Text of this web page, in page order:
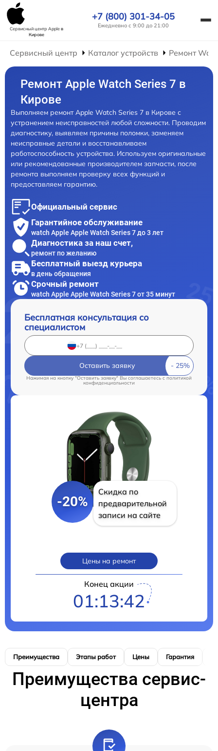
Сервисный центр Appleв
Кирове
+7 (800) 301-34-05
Ежедневно с 9:00 до 21:00
Сервисный центр Каталог устройств Ремонт
Ремонт Apple Watch Series 7 в
Кирове
Выполняем ремонт Apple Watch Series 7 в Кирове с
устранением неисправностей любой сложности. Проводим
диагностику, выявляем причины поломки, заменяем
неисправные детали и восстанавливаем
работоспособность устройства. Используем оригинальные
или рекомендованные производителем запчасти, после
ремонта выполняем проверку всех функций и
предоставляем гарантию.
Официальный сервис
Гарантийное обслуживание
watch Apple Apple Watch Series 7 до 3 лет
Диагностика за наш счет,
ремонт по желанию
Бесплатный выезд курьера
в день обращения
Срочный ремонт
watch Apple Apple Watch Series 7 от 35 минут
Бесплатная консультация со
специалистом
Оставить заявку
Нажимая на кнопку "Оставить заявку" Вы соглашаетесь cполитикой
конфиденциальности
-20%
Скидка по
предварительной
записи на сайте
Цены на ремонт
Конец акции
01:13:41
Преимущества Этапы работ Цены Гарантия
Преимущества сервис-
центра